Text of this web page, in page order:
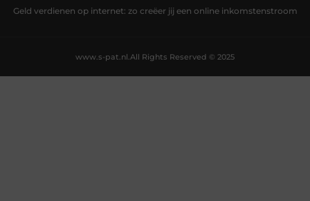
Geld verdienen op internet: zo creëer jij een online inkomstenstroom
All Rights Reserved © 2025
www.s-pat.nl.